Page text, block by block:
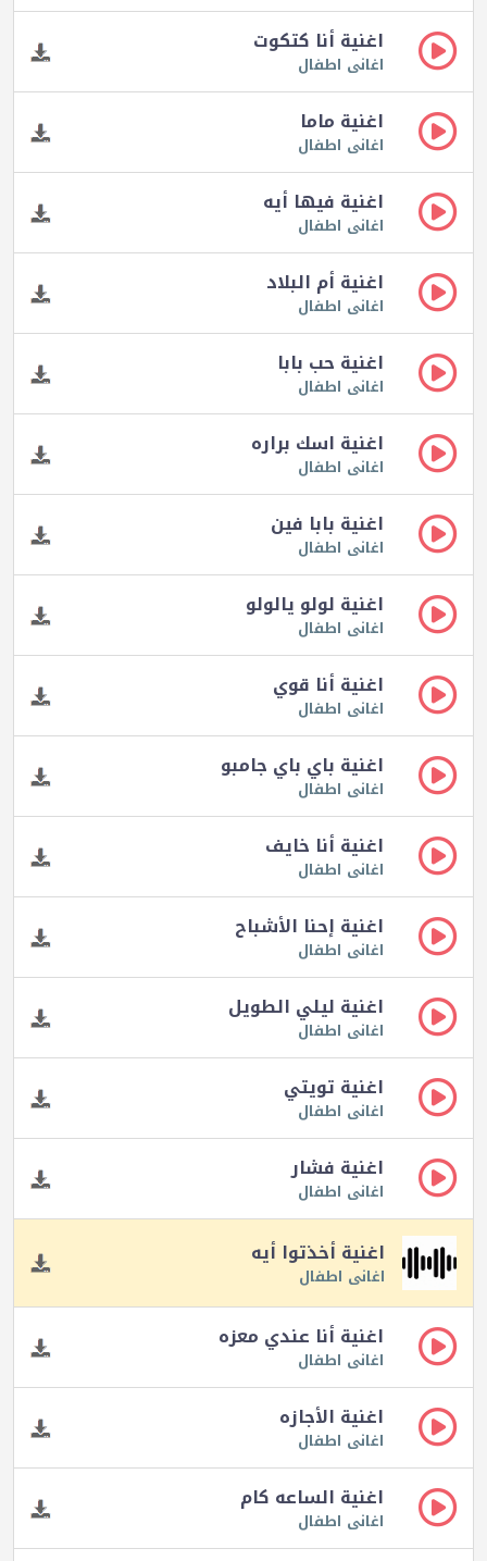
اغنية أنا كتكوت
اغانى اطفال
اغنية ماما
اغانى اطفال
اغنية فيها أيه
اغانى اطفال
اغنية أم البلاد
اغانى اطفال
اغنية حب بابا
اغانى اطفال
اغنية اسك براره
اغانى اطفال
اغنية بابا فين
اغانى اطفال
اغنية لولو يالولو
اغانى اطفال
اغنية أنا قوي
اغانى اطفال
اغنية باي باي جامبو
اغانى اطفال
اغنية أنا خايف
اغانى اطفال
اغنية إحنا الأشباح
اغانى اطفال
اغنية ليلي الطويل
اغانى اطفال
اغنية تويتي
اغانى اطفال
اغنية فشار
اغانى اطفال
اغنية أخذتوا أيه
اغانى اطفال
اغنية أنا عندي معزه
اغانى اطفال
اغنية الأجازه
اغانى اطفال
اغنية الساعه كام
اغانى اطفال